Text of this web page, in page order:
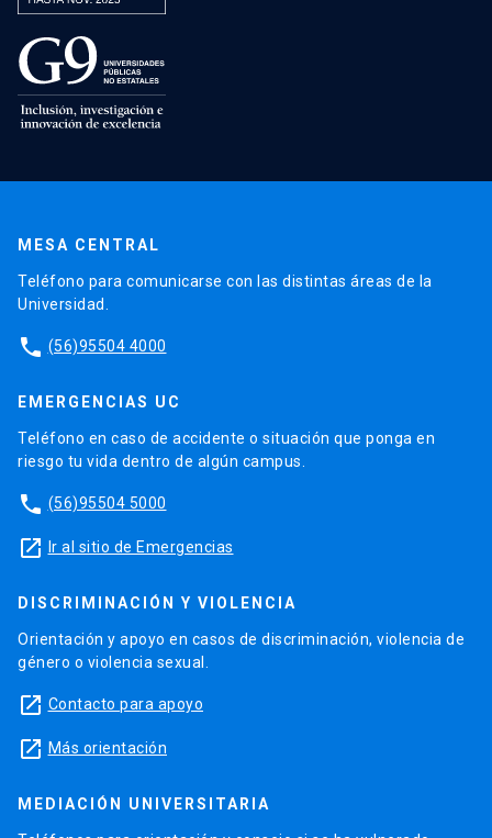
MESA CENTRAL
Teléfono para comunicarse con las distintas áreas de la
Universidad.
phone (56)95504 4000
EMERGENCIAS UC
Teléfono en caso de accidente o situación que ponga en
riesgo tu vida dentro de algún campus.
phone (56)95504 5000
launch Ir al sitio de Emergencias
DISCRIMINACIÓN Y VIOLENCIA
Orientación y apoyo en casos de discriminación, violencia de
género o violencia sexual.
launch Contacto para apoyo
launch Más orientación
MEDIACIÓN UNIVERSITARIA